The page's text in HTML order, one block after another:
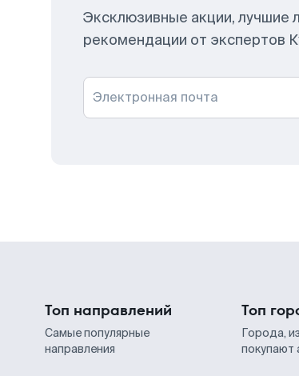
Эксклюзивные акции, лучшие
рекомендации от экспертов
Электронная почта
Топ направлений
Самые популярные
направления
Топ
Города,
покупают